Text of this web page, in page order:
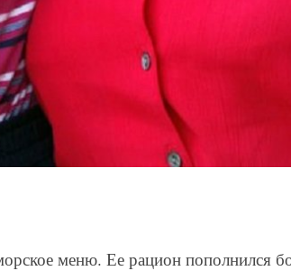
меню. Ее рацион пополнился